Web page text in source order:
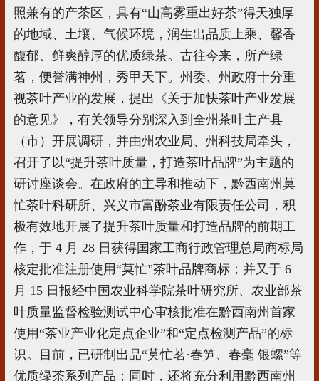
照兼有的产茶区，具有“山高雾重出好茶”得天独厚
的地域、土壤、气候环境，润生出品质上乘、馨香
馥郁、鲜爽醇厚的优质绿茶。古往今来，所产绿
茗，便誉满神州，秀甲天下。州委、州政府十分重
视茶叶产业的发展，提出《关于加快茶叶产业发展
的意见》，有关领导分别深入到全州茶叶主产县
（市）开展调研，并由州农业局、州科技局牵头，
召开了以“提升茶叶质量，打造茶叶品牌”为主题的
研讨座谈会。在政府的主导和推动下，黔西南州莫
忙茶叶科研所、兴义市富酚茶业有限责任公司，积
极有效地开展了提升茶叶质量和打造品牌的前期工
作，于 4 月 28 日获得国家工商行政管理总局商标局
核定批准注册使用“莫忙”茶叶品牌商标；并又于 6
月 15 日报经中国农业科学院茶叶研究所、农业部茶
叶质量监督检验测试中心审核批准在黔西南州首家
使用“茶业产业化定点企业”和“定点检测产品”的标
识。目前，已研制出品“莫忙茗·春笋、春毫 银螺”等
优质绿茶系列产品；同时，还将充分利用黔西南州